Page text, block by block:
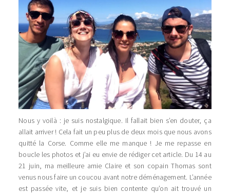
Nous y voilà : je suis nostalgique. Il fallait bien s’en douter, ça
allait arriver ! Cela fait un peu plus de deux mois que nous avons
quitté la Corse. Comme elle me manque ! Je me repasse en
boucle les photos et j’ai eu envie de rédiger cet article. Du 14 au
21 juin, ma meilleure amie Claire et son copain Thomas sont
venus nous faire un coucou avant notre déménagement. L’année
est passée vite, et je suis bien contente qu’on ait trouvé un